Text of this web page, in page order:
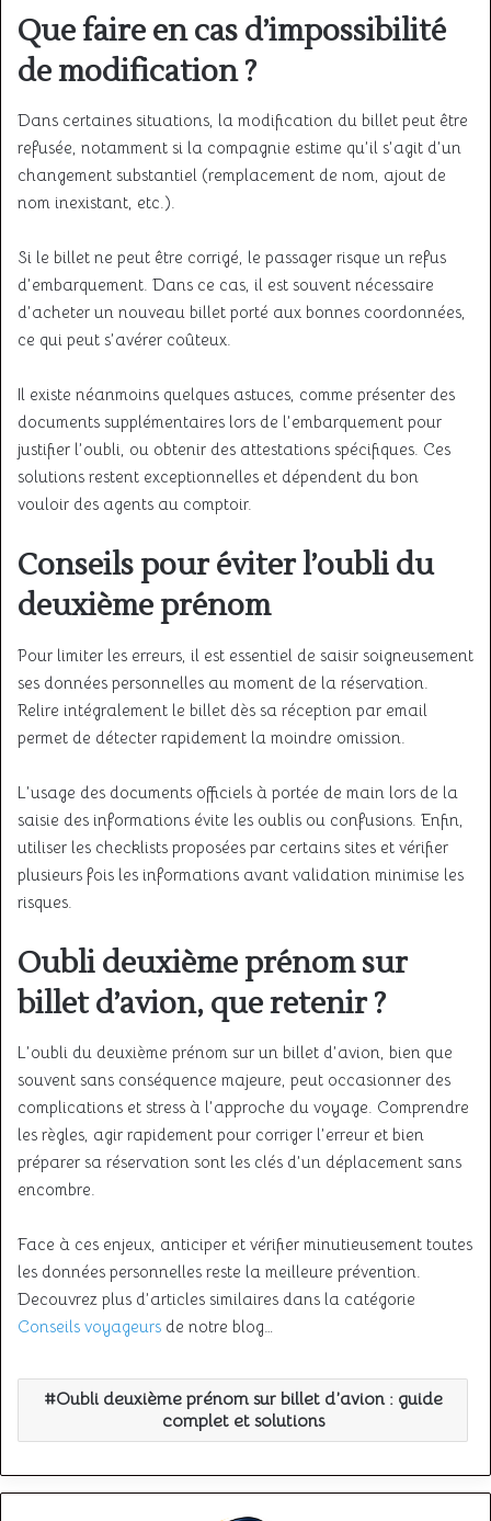
Que faire en cas d’impossibilité
de modification ?
Dans certaines situations, la modification du billet peut être
refusée, notamment si la compagnie estime qu’il s’agit d’un
changement substantiel (remplacement de nom, ajout de
nom inexistant, etc.).
Si le billet ne peut être corrigé, le passager risque un refus
d’embarquement. Dans ce cas, il est souvent nécessaire
d’acheter un nouveau billet porté aux bonnes coordonnées,
ce qui peut s’avérer coûteux.
Il existe néanmoins quelques astuces, comme présenter des
documents supplémentaires lors de l’embarquement pour
justifier l’oubli, ou obtenir des attestations spécifiques. Ces
solutions restent exceptionnelles et dépendent du bon
vouloir des agents au comptoir.
Conseils pour éviter l’oubli du
deuxième prénom
Pour limiter les erreurs, il est essentiel de saisir soigneusement
ses données personnelles au moment de la réservation.
Relire intégralement le billet dès sa réception par email
permet de détecter rapidement la moindre omission.
L’usage des documents officiels à portée de main lors de la
saisie des informations évite les oublis ou confusions. Enfin,
utiliser les checklists proposées par certains sites et vérifier
plusieurs fois les informations avant validation minimise les
risques.
Oubli deuxième prénom sur
billet d’avion, que retenir ?
L’oubli du deuxième prénom sur un billet d’avion, bien que
souvent sans conséquence majeure, peut occasionner des
complications et stress à l’approche du voyage. Comprendre
les règles, agir rapidement pour corriger l’erreur et bien
préparer sa réservation sont les clés d’un déplacement sans
encombre.
Face à ces enjeux, anticiper et vérifier minutieusement toutes
les données personnelles reste la meilleure prévention.
Decouvrez plus d’articles similaires dans la catégorie
Conseils voyageurs de notre blog…
Oubli deuxième prénom sur billet d’avion : guide
complet et solutions